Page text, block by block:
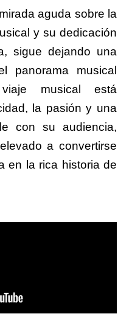
aguda sobre la
y su dedicación
sigue dejando una
panorama musical
musical está
la pasión y una
con su audiencia,
a convertirse
en la rica historia de